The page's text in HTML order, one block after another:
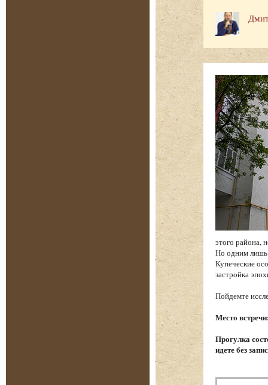
этого района,
Но одним лишь
Купеческие
застройка
Пойдемте
Место
Прогулка
идете без